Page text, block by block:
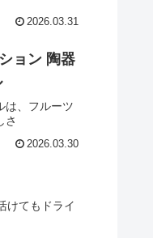
2026.03.31
ョン 陶器
は、フルーツ
さ
2026.03.30
けてもドライ